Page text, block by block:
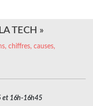
TECH »
chiffres, causes,
16h-16h45